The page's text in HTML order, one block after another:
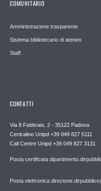
COMUNITARIO
Amministrazione trasparente
Sistema bibliotecario di ateneo
Staff
CONTATTI
Via 8 Febbraio, 2 - 35122 Padova
Centralino Unipd +39 049 827 5111
Call Centre Unipd +39 049 827 3131
Posta certificata
Posta elettronica